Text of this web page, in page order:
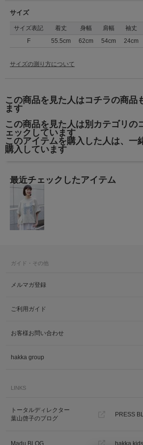
サイズ
サイズ表記 着丈 身幅 肩幅 袖丈
F
55.5cm 62cm 54cm 24cm
サイズの測り方について
この商品を見た人はコチラの商品
ます
この商品を見た人は別カテゴリの
ェックしています
このアイテムを購入した人は、一
購入しています
最近チェックしたアイテム
ガイド・その他
メルマガ登録
ご利用ガイド
お客様お問い合わせ
hakka group
LINKS
トータルディレクター
葉山啓子のブログ
PRESS